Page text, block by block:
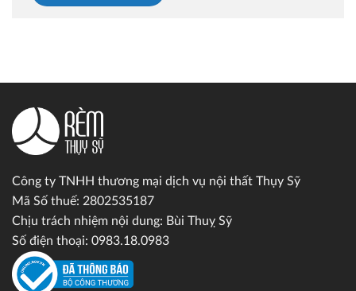
Công ty TNHH thương mại dịch vụ nội thất Thụy Sỹ
Mã Số thuế: 2802535187
Chịu trách nhiệm nội dung: Bùi Thuỵ Sỹ
Số điện thoại: 0983.18.0983